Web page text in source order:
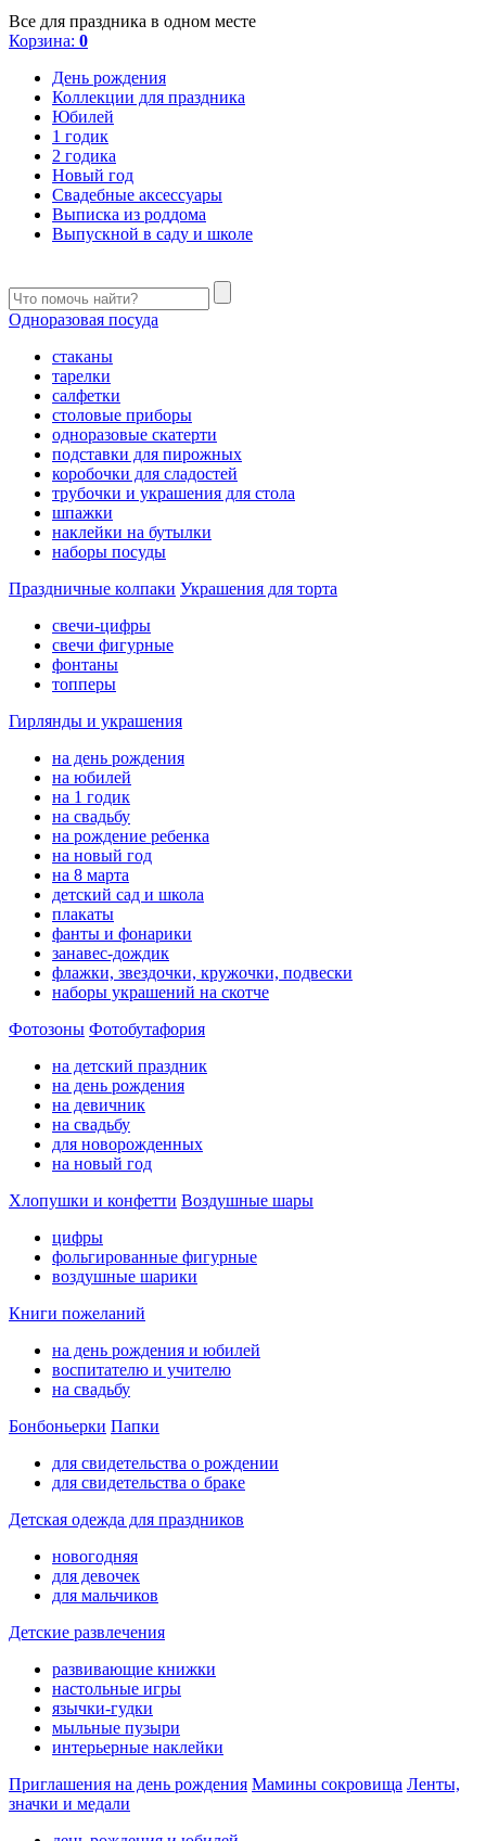
Все для праздника в одном месте
Корзина: 0
День рождения
Коллекции для праздника
Юбилей
1 годик
2 годика
Новый год
Свадебные аксессуары
Выписка из роддома
Выпускной в саду и школе
Одноразовая посуда
стаканы
тарелки
салфетки
столовые приборы
одноразовые скатерти
подставки для пирожных
коробочки для сладостей
трубочки и украшения для стола
шпажки
наклейки на бутылки
наборы посуды
Праздничные колпаки Украшения для торта
свечи-цифры
свечи фигурные
фонтаны
топперы
Гирлянды и украшения
на день рождения
на юбилей
на 1 годик
на свадьбу
на рождение ребенка
на новый год
на 8 марта
детский сад и школа
плакаты
фанты и фонарики
занавес-дождик
флажки, звездочки, кружочки, подвески
наборы украшений на скотче
Фотозоны Фотобутафория
на детский праздник
на день рождения
на девичник
на свадьбу
для новорожденных
на новый год
Хлопушки и конфетти Воздушные шары
цифры
фольгированные фигурные
воздушные шарики
Книги пожеланий
на день рождения и юбилей
воспитателю и учителю
на свадьбу
Бонбоньерки Папки
для свидетельства о рождении
для свидетельства о браке
Детская одежда для праздников
новогодняя
для девочек
для мальчиков
Детские развлечения
развивающие книжки
настольные игры
язычки-гудки
мыльные пузыри
интерьерные наклейки
Приглашения на день рождения Мамины сокровища Ленты,
значки и медали